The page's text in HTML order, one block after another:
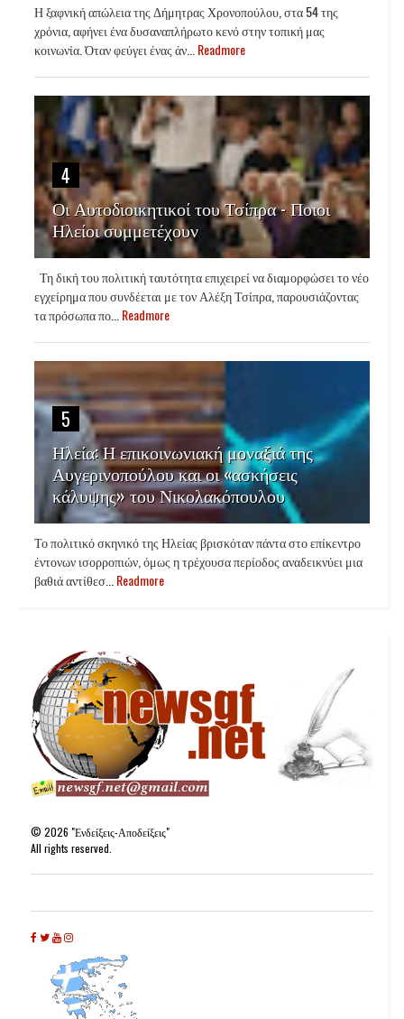
Η ξαφνική απώλεια της Δήμητρας Χρονοπούλου, στα 54 της
χρόνια, αφήνει ένα δυσαναπλήρωτο κενό στην τοπική μας
κοινωνία. Όταν φεύγει ένας άν... Readmore
4
Οι Αυτοδιοικητικοί του Τσίπρα - Ποιοι
Ηλείοι συμμετέχουν
Τη δική του πολιτική ταυτότητα επιχειρεί να διαμορφώσει το νέο
εγχείρημα που συνδέεται με τον Αλέξη Τσίπρα, παρουσιάζοντας
τα πρόσωπα πο... Readmore
5
Ηλεία: Η επικοινωνιακή μοναξιά της
Αυγερινοπούλου και οι «ασκήσεις
κάλυψης» του Νικολακόπουλου
Το πολιτικό σκηνικό της Ηλείας βρισκόταν πάντα στο επίκεντρο
έντονων ισορροπιών, όμως η τρέχουσα περίοδος αναδεικνύει μια
βαθιά αντίθεσ... Readmore
©2026 "Ενδείξεις-Αποδείξεις"
All rights reserved.